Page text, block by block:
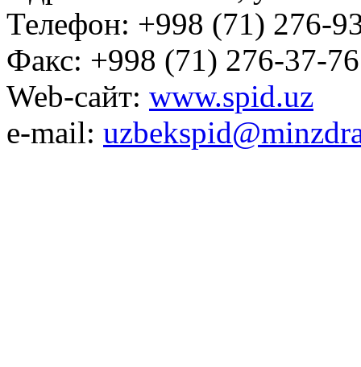
Телефон: +998 (71) 276-
Факс: +998 (71) 276-37-76
Web-сайт: www.spid.uz
e-mail: